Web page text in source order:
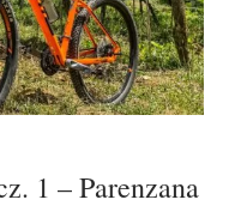
1 – Parenzana